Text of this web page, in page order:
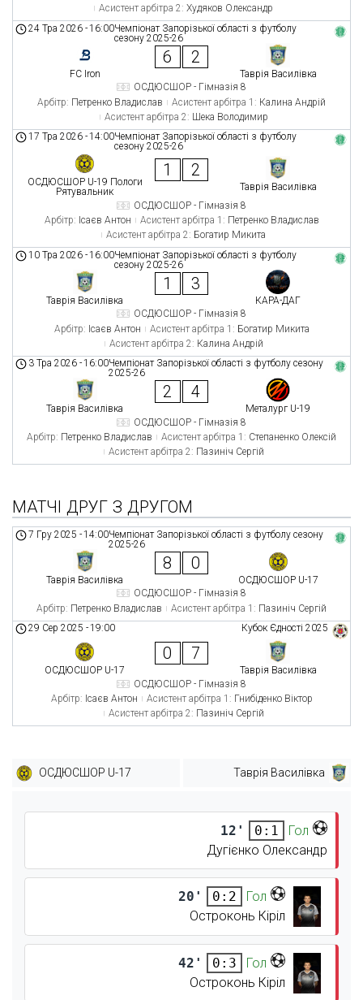
Асистент арбітра 2: Худяков Олександр
Чемпіонат Запорізької області з футболу
сезону 2025-26
24 Тра 2026 -16:00
FC Iron
6 2
Таврія Василівка
ОСДЮСШОР - Гімназія 8
Арбітр: Петренко Владислав Асистент арбітра 1: Калина Андрій
Асистент арбітра 2: Шека Володимир
Чемпіонат Запорізької області з футболу
сезону 2025-26
17 Тра 2026 -14:00
ОСДЮСШОР U-19 Пологи
Рятувальник
1 2
Таврія Василівка
ОСДЮСШОР - Гімназія 8
Арбітр: Ісаєв Антон Асистент арбітра 1: Петренко Владислав
Асистент арбітра 2: Богатир Микита
Чемпіонат Запорізької області з футболу
сезону 2025-26
10 Тра 2026 -16:00
Таврія Василівка
1 3
КАРА-ДАГ
ОСДЮСШОР - Гімназія 8
Арбітр: Ісаєв Антон Асистент арбітра 1: Богатир Микита
Асистент арбітра 2: Калина Андрій
Чемпіонат Запорізької області з футболу сезону
2025-26
3 Тра 2026 -16:00
Таврія Василівка
2 4
Металург U-19
ОСДЮСШОР - Гімназія 8
Арбітр: Петренко Владислав Асистент арбітра 1: Степаненко Олексій
Асистент арбітра 2: Пазиніч Сергій
МАТЧІ ДРУГ З ДРУГОМ
Чемпіонат Запорізької області з футболу сезону
2025-26
7 Гру 2025 -14:00
Таврія Василівка
8 0
ОСДЮСШОР U-17
ОСДЮСШОР - Гімназія 8
Арбітр: Петренко Владислав Асистент арбітра 1: Пазиніч Сергій
Кубок Єдності 2025
29 Сер 2025 -19:00
ОСДЮСШОР U-17
0 7
Таврія Василівка
ОСДЮСШОР - Гімназія 8
Арбітр: Ісаєв Антон Асистент арбітра 1: Гнибіденко Віктор
Асистент арбітра 2: Пазиніч Сергій
ОСДЮСШОР U-17 Таврія Василівка
12' 0:1
Гол
Дугієнко Олександр
20' 0:2
Гол
Остроконь Кіріл
42' 0:3
Гол
Остроконь Кіріл